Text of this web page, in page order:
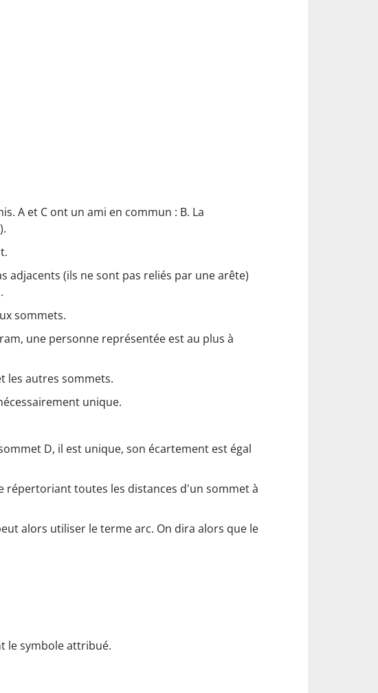
A et C ont un ami en commun : B. La
adjacents (ils ne sont pas reliés par une arête)
sommets.
une personne représentée est au plus à
les autres sommets.
unique.
D, il est unique, son écartement est égal
répertoriant toutes les distances d'un sommet à
alors utiliser le terme arc. On dira alors que le
le symbole attribué.